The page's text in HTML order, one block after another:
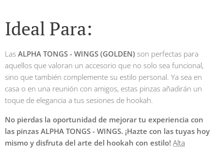
Ideal Para:
Las ALPHA TONGS - WINGS (GOLDEN) son perfectas para
aquellos que valoran un accesorio que no solo sea funcional,
sino que también complemente su estilo personal. Ya sea en
casa o en una reunión con amigos, estas pinzas añadirán un
toque de elegancia a tus sesiones de hookah.
No pierdas la oportunidad de mejorar tu experiencia con
las pinzas ALPHA TONGS - WINGS. ¡Hazte con las tuyas hoy
mismo y disfruta del arte del hookah con estilo! Alta